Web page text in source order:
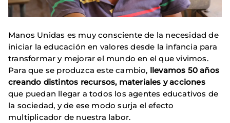
Manos Unidas es muy consciente de la necesidad de
iniciar la educación en valores desde la infancia para
transformar y mejorar el mundo en el que vivimos.
Para que se produzca este cambio, llevamos 50 años
creando distintos recursos, materiales y acciones
que puedan llegar a todos los agentes educativos de
la sociedad, y de ese modo surja el efecto
multiplicador de nuestra labor.